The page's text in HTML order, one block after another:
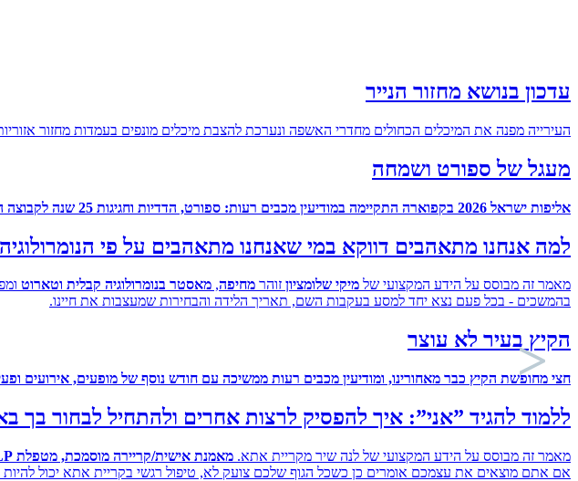
עדכון בנושא מחזור הנייר
העירייה מפנה את המיכלים הכחולים מחדרי האשפה ונערכת להצבת מיכלים מונפים בעמדות מחזור
מעגל של ספורט ושמחה
אליפות ישראל 2026 בקפוארה התקיימה במודיעין מכבים רעות: ספורט, הדדיות וחגיגות 25 שנה לקבוצה המקומית.
למה אנחנו מתאהבים דווקא במי שאנחנו מתאהבים על פי
מאמר זה מבוסס על הידע המקצועי של מיקי שלומציון זוהר מחיפה, מאסטר בנומרולוגיה קבלית וטארוט
בהמשכים - בכל פעם נצא יחד למסע בעקבות השם, תאריך הלידה והבחירות שמעצבות את חיינו.
הקיץ בעיר לא עוצר
חצי מחופשת הקיץ כבר מאחורינו, ומודיעין מכבים רעות ממשיכה עם חודש נוסף של מופעים, אירועים
ללמוד להגיד ”אני”: איך להפסיק לרצות אחרים ולהתחיל לבחור בך
מאמר זה מבוסס על הידע המקצועי של לנה שיר מקריית אתא. מאמנת אישית/קריירה מוסמכת, מטפלת NLP ופרקטיקות גוף בטראומה וסטרס, מרצה לטראומה ושפת גוף
אם אתם מוצאים את עצמכם אומרים כן כשכל הגוף שלכם צועק לא, טיפול רגשי בקריית אתא יכול